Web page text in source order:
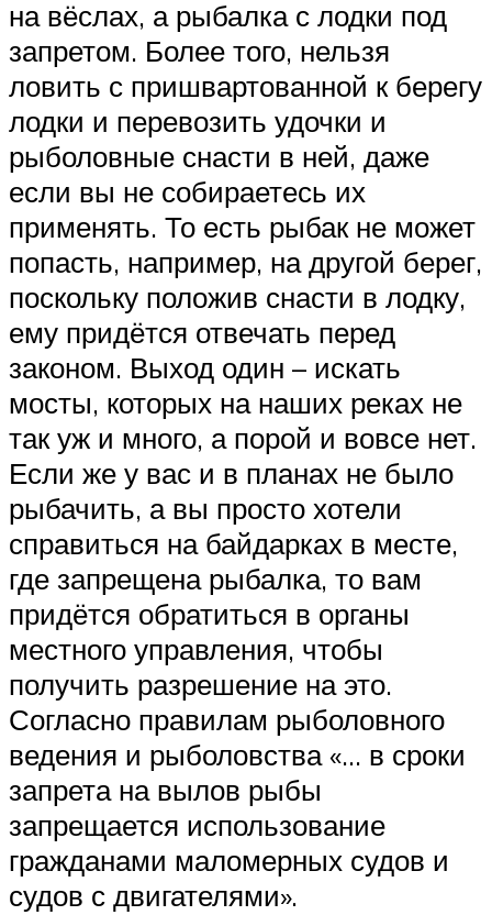
на вёслах, а рыбалка с лодки под
запретом. Более того, нельзя
ловить с пришвартованной к берегу
лодки и перевозить удочки и
рыболовные снасти в ней, даже
если вы не собираетесь их
применять. То есть рыбак не может
попасть, например, на другой берег,
поскольку положив снасти в лодку,
ему придётся отвечать перед
законом. Выход один – искать
мосты, которых на наших реках не
так уж и много, а порой и вовсе нет.
Если же у вас и в планах не было
рыбачить, а вы просто хотели
справиться на байдарках в месте,
где запрещена рыбалка, то вам
придётся обратиться в органы
местного управления, чтобы
получить разрешение на это.
Согласно правилам рыболовного
ведения и рыболовства «… в сроки
запрета на вылов рыбы
запрещается использование
гражданами маломерных судов и
судов с двигателями».